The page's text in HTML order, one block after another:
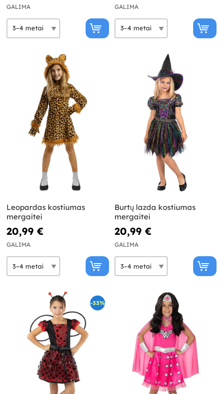
GALIMA GALIMA
Leopardas kostiumas
mergaitei
20,99 €
GALIMA
Burtų lazda kostiumas
mergaitei
20,99 €
GALIMA
-33%